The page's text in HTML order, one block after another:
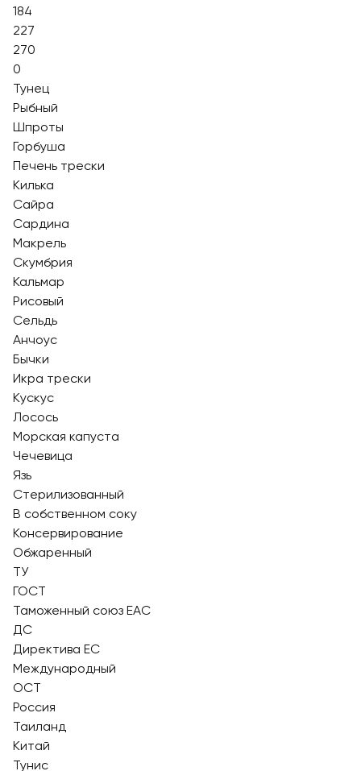
184
227
270
0
Тунец
Рыбный
Шпроты
Горбуша
Печень трески
Килька
Сайра
Сардина
Макрель
Скумбрия
Кальмар
Рисовый
Сельдь
Анчоуc
Бычки
Икра трески
Кускус
Лосось
Морская капуста
Чечевица
Язь
Стерилизованный
В собственном соку
Консервирование
Обжаренный
ТУ
ГОСТ
Таможенный союз EAC
ДС
Директива ЕС
Международный
ОСТ
Россия
Таиланд
Китай
Тунис